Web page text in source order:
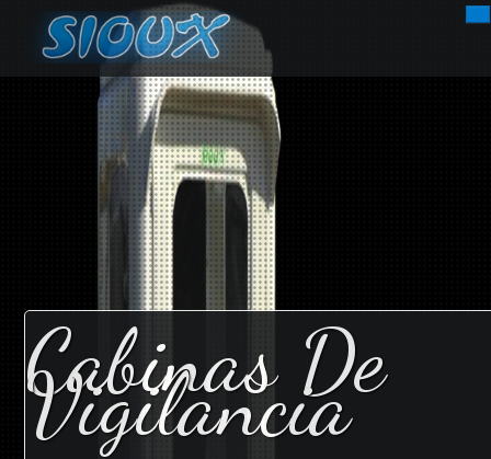
EMPRESA
EMBARCACIONES
DEPORTISTAS
NOVEDADES
MOTORES
CONTACTOS
Cabinas De
Vigilancia